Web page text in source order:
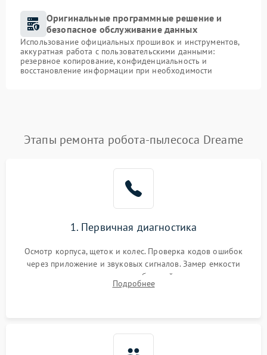
Оригинальные программные решение и
безопасное обслуживание данных
Использование официальных прошивок и инструментов,
аккуратная работа с пользовательскими данными:
резервное копирование, конфиденциальность и
восстановление информации при необходимости
Этапы ремонта робота-пылесоса Dreame
1. Первичная диагностика
Осмотр корпуса, щеток и колес. Проверка кодов ошибок
через приложение и звуковых сигналов. Замер емкости
аккумулятора и тестирование базовой станции зарядки.
Оценка работы лидара, бампера и датчиков падения для
Подробнее